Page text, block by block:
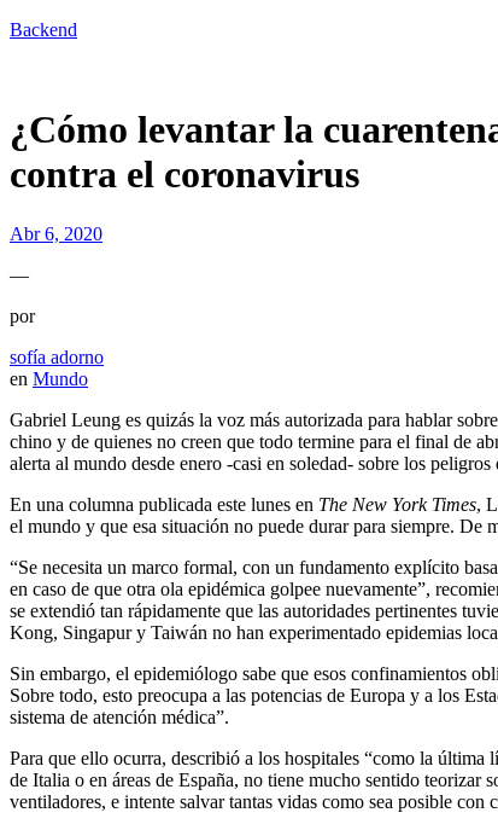
Backend
¿Cómo levantar la
contra el coronavirus
Abr 6, 2020
—
por
sofía adorno
en Mundo
Gabriel Leung es quizás la voz más autorizada para hablar
chino y de quienes no creen que todo termine para el final de
alerta al mundo desde enero -casi en soledad- sobre los
En una columna publicada este lunes en The New York Times,
el mundo y que esa situación no puede durar para siempre. De
“Se necesita un marco formal, con un fundamento explícito
en caso de que otra ola epidémica golpee nuevamente”,
se extendió tan rápidamente que las autoridades pertinentes
Kong, Singapur y Taiwán no han experimentado epidemias
Sin embargo, el epidemiólogo sabe que esos confinamientos
Sobre todo, esto preocupa a las potencias de Europa y a los
sistema de atención médica”.
Para que ello ocurra, describió a los hospitales “como la última
de Italia o en áreas de España, no tiene mucho sentido teorizar
ventiladores, e intente salvar tantas vidas como sea posible con